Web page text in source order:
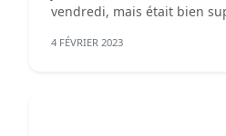
vendredi, mais était bien
4 FÉVRIER 2023